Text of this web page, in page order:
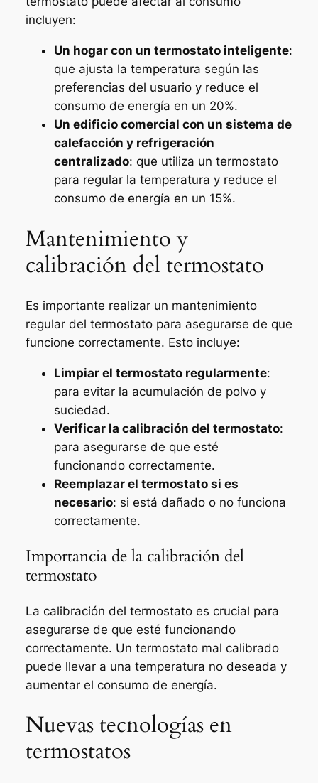
incluyen:
Un hogar con un termostato inteligente:
que ajusta la temperatura según las
preferencias del usuario y reduce el
consumo de energía en un 20%.
Un edificio comercial con un sistema de
calefacción y refrigeración
centralizado: que utiliza un termostato
para regular la temperatura y reduce el
consumo de energía en un 15%.
Mantenimiento y
calibración del termostato
Es importante realizar un mantenimiento
regular del termostato para asegurarse de que
funcione correctamente. Esto incluye:
Limpiar el termostato regularmente:
para evitar la acumulación de polvo y
suciedad.
Verificar la calibración del termostato:
para asegurarse de que esté
funcionando correctamente.
Reemplazar el termostato si es
necesario: si está dañado o no funciona
correctamente.
Importancia de la calibración del
termostato
La calibración del termostato es crucial para
asegurarse de que esté funcionando
correctamente. Un termostato mal calibrado
puede llevar a una temperatura no deseada y
aumentar el consumo de energía.
Nuevas tecnologías en
termostatos